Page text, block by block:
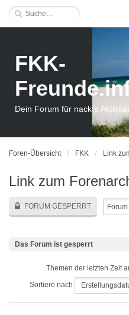
FKK-
Dein Forum für nackte
Foren-Übersicht FKK Link
Link zum
FORUM GESPERRT
Das Forum ist gesperrt
Themen der letzten Zeit
Sortiere nach